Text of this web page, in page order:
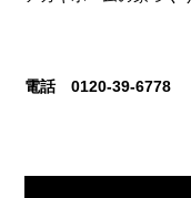
電話 0120-39-6778